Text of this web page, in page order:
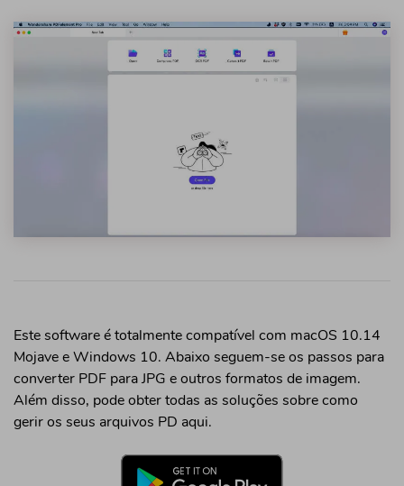
Este software é totalmente compatível com macOS 10.14
Mojave e Windows 10. Abaixo seguem-se os passos para
converter PDF para JPG e outros formatos de imagem.
Além disso, pode obtertodas as soluções sobre como
gerir os seus arquivos PD aqui.